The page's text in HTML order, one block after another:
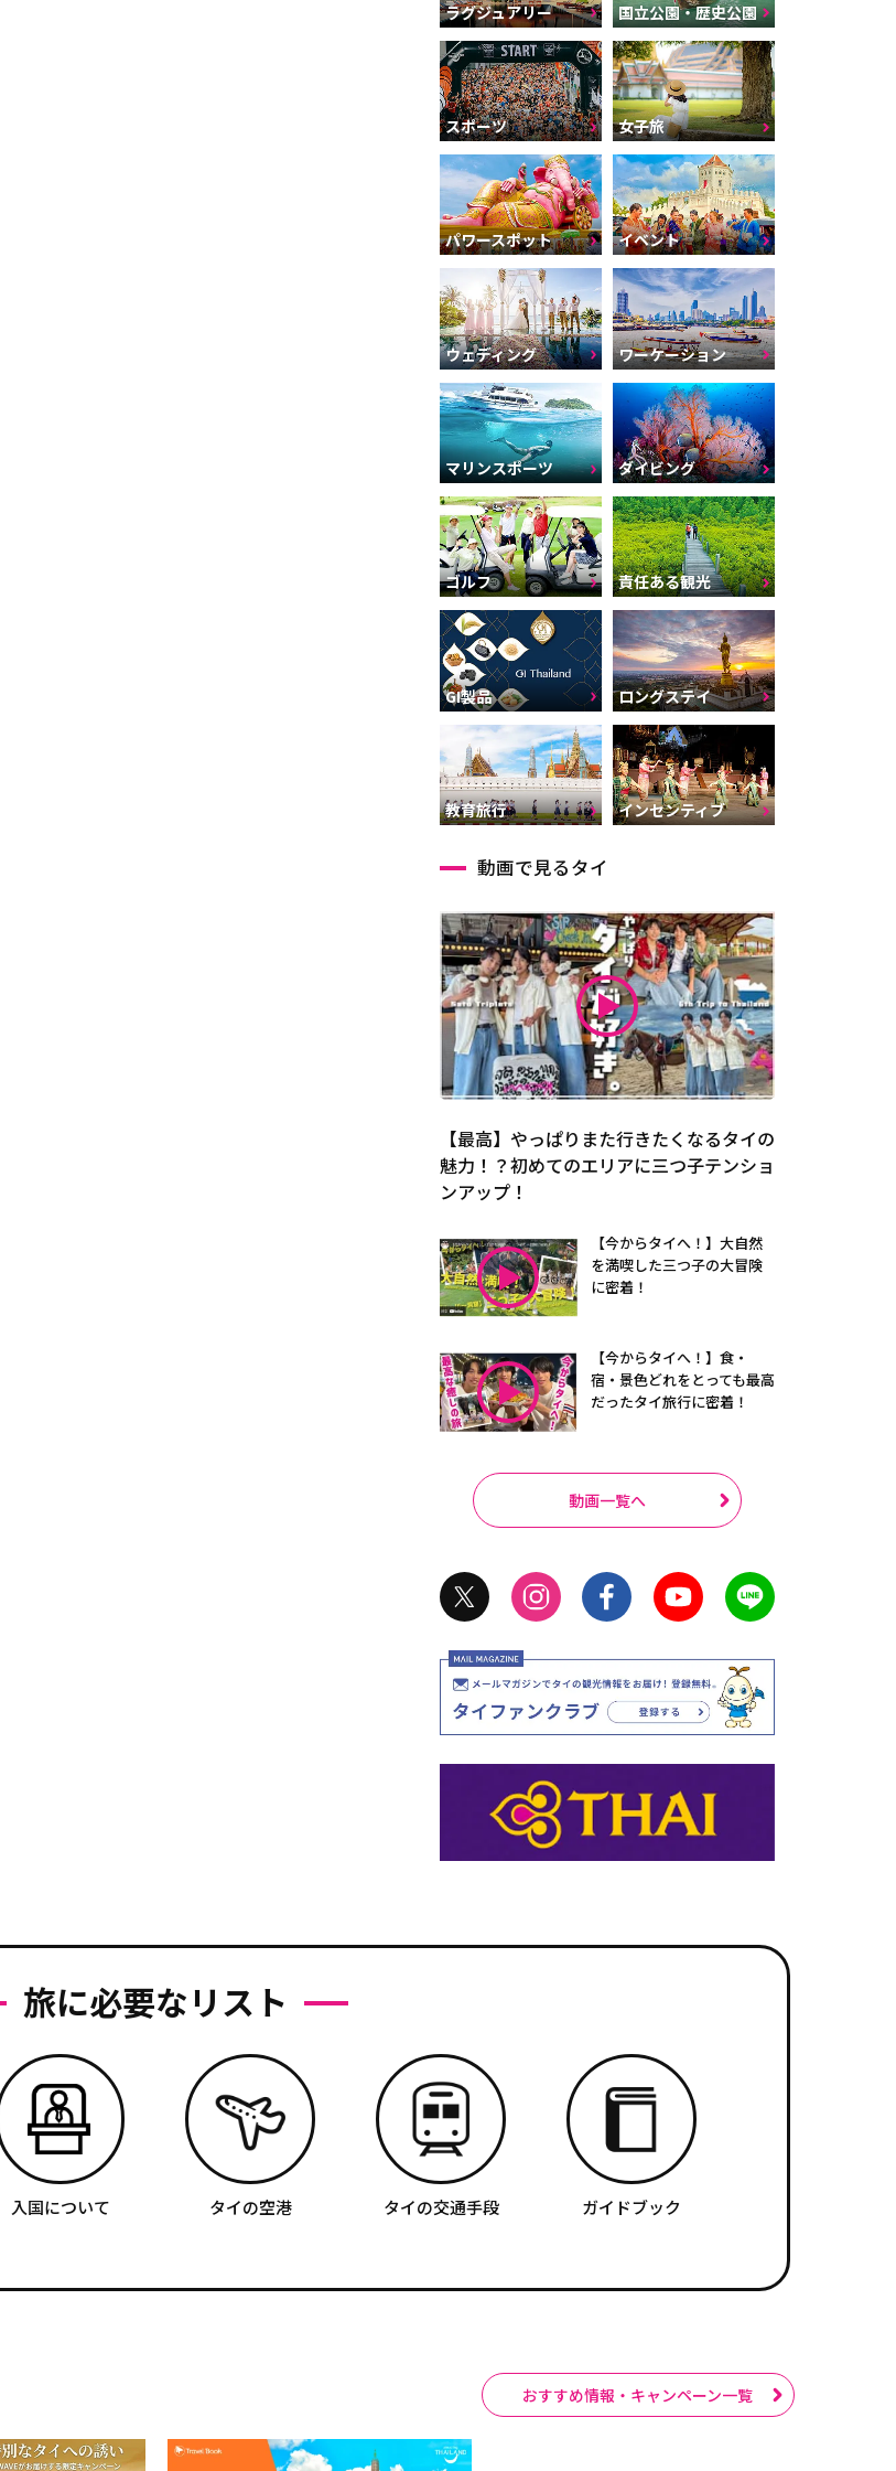
ラグジュアリー 国立公園・歴史公園
スポーツ 女子旅
パワースポット イベント
ウェディング ワーケーション
マリンスポーツ ダイビング
ゴルフ 責任ある観光
GI製品 ロングステイ
教育旅行 インセンティブ
動画で見るタイ
【最高】やっぱりまた行きたくなるタイの
魅力！？初めてのエリアに三つ子テンショ
ンアップ！
【今からタイへ！】大自然
を満喫した三つ子の大冒険
に密着！
【今からタイへ！】食・
宿・景色どれをとっても最高
だったタイ旅行に密着！
動画一覧へ
旅に必要なリスト
入国について タイの空港 タイの交通手段 ガイドブック
おすすめ情報・キャンペーン一覧